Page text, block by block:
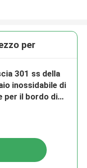
per
301 ss della
inossidabile di
per il bordo di